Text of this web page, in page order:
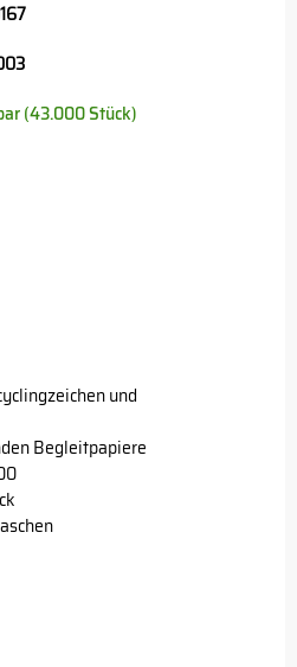
(43.000 Stück)
und
Begleitpapiere